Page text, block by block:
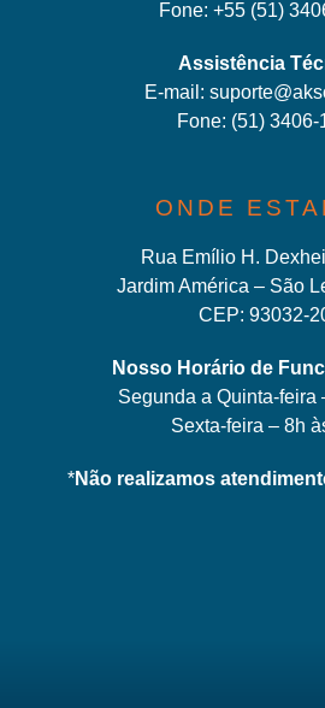
Fone: +55 (51)
Assistência
E-mail:
Fone: (51) 3406-
ONDE
Rua Emílio H.
Jardim América – São
CEP: 93032-
Nosso Horário de
Segunda a Quinta-feira
Sexta-feira – 8h
*Não realizamos